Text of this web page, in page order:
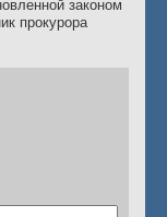
законом
прокурора